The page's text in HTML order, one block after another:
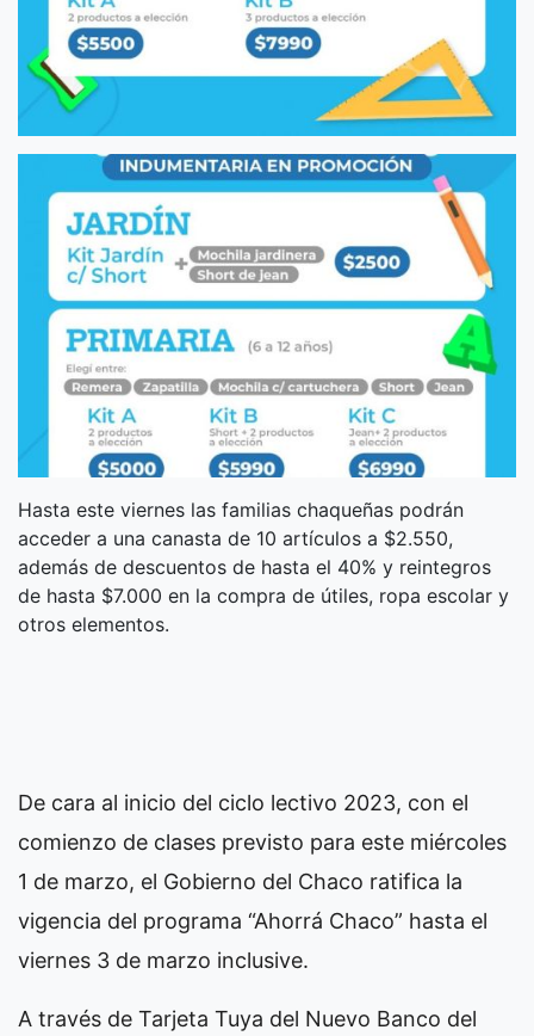
Hasta este viernes las familias chaqueñas podrán
acceder a una canasta de 10 artículos a $2.550,
además de descuentos de hasta el 40% y reintegros
de hasta $7.000 en la compra de útiles, ropa escolar y
otros elementos.
De cara al inicio del ciclo lectivo 2023, con el
comienzo de clases previsto para este miércoles
1 de marzo, el Gobierno del Chaco ratifica la
vigencia del programa “Ahorrá Chaco” hasta el
viernes 3 de marzo inclusive.
A través de Tarjeta Tuya del Nuevo Banco del